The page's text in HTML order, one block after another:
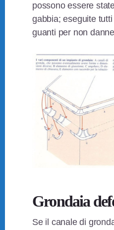
possono essere
gabbia; eseguite
guanti per non
Grondaia
Se il canale di